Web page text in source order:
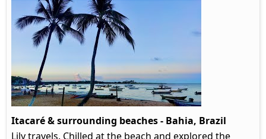
Itacaré & surrounding beaches - Bahia, Brazil
Lily travels. Chilled at the beach and explored the